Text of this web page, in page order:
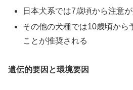
日本犬系では7歳頃から注意
その他の犬種では10歳頃から
ことが推奨される
遺伝的要因と環境要因